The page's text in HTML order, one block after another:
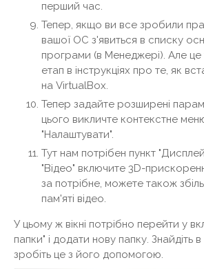
перший час.
Тепер, якщо ви все зробили
вашої ОС з'явиться в списку
програми (в Менеджері). Але це
етап в інструкціях про те, як
на VirtualBox.
Тепер задайте розширені
цього викличте контекстне
"Налаштувати".
Тут нам потрібен пункт
"Відео" включите 3D-
за потрібне, можете також
пам'яті відео.
У цьому ж вікні потрібно перейти у
папки" і додати нову папку. Знайдіть в
зробіть це з його допомогою.